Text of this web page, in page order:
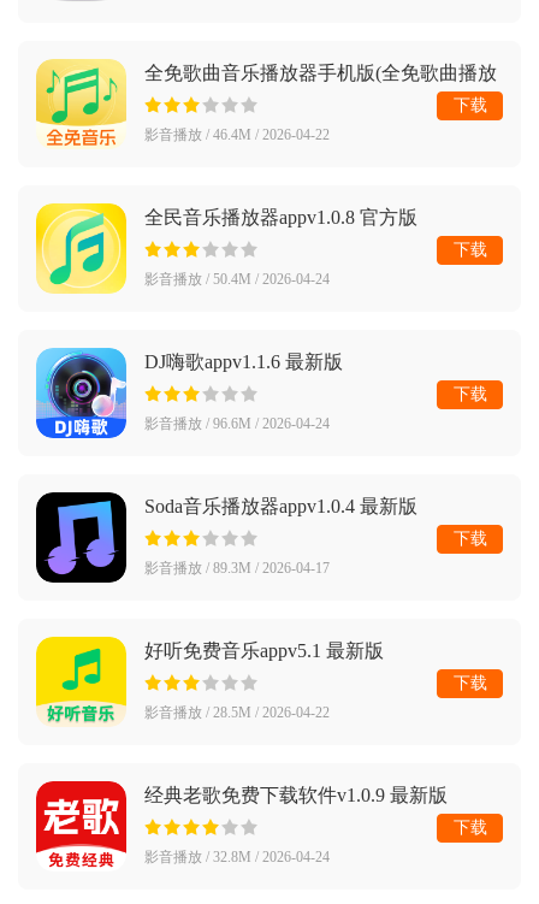
全免歌曲音乐播放器手机版(全免歌曲播放
器)v1.1.9 安卓版
影音播放 / 46.4M / 2026-04-22
下载
全民音乐播放器appv1.0.8 官方版
影音播放 / 50.4M / 2026-04-24
下载
DJ嗨歌appv1.1.6 最新版
影音播放 / 96.6M / 2026-04-24
下载
Soda音乐播放器appv1.0.4 最新版
影音播放 / 89.3M / 2026-04-17
下载
好听免费音乐appv5.1 最新版
影音播放 / 28.5M / 2026-04-22
下载
经典老歌免费下载软件v1.0.9 最新版
影音播放 / 32.8M / 2026-04-24
下载